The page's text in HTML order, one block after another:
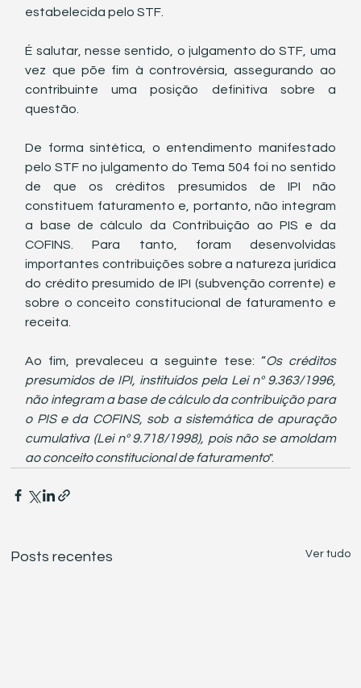
estabelecida pelo STF.
É salutar, nesse sentido, o julgamento do STF, uma
vez que põe fim à controvérsia, assegurando ao
contribuinte uma posição definitiva sobre a
questão.
De forma sintética, o entendimento manifestado
pelo STF no julgamento do Tema 504 foi no sentido
de que os créditos presumidos de IPI não
constituem faturamento e, portanto, não integram
a base de cálculo da Contribuição ao PIS e da
COFINS. Para tanto, foram desenvolvidas
importantes contribuições sobre a natureza jurídica
do crédito presumido de IPI (subvenção corrente) e
sobre o conceito constitucional de faturamento e
receita.
Ao fim, prevaleceu a seguinte tese: “Os créditos
presumidos de IPI, instituídos pela Lei nº 9.363/1996,
não integram a base de cálculo da contribuição para
o PIS e da COFINS, sob a sistemática de apuração
cumulativa (Lei nº 9.718/1998), pois não se amoldam
ao conceito constitucional de faturamento".
Posts recentes Ver tudo